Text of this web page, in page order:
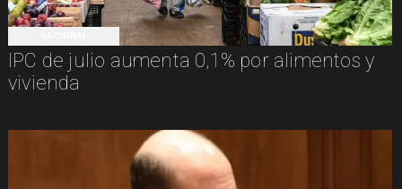
IPC de julio aumenta 0,1% por alimentos y
vivienda